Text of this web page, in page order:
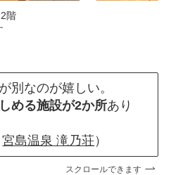
階
別なのが嬉しい。
める施設が2か所あり
宮島温泉 滝乃荘）
スクロールできます